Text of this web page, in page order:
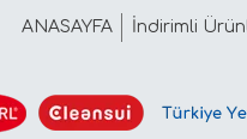
ANASAYFA İndirimli